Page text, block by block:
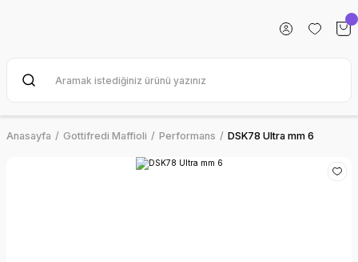
Anasayfa Gottifredi Maffioli Performans DSK78 Ultra mm 6